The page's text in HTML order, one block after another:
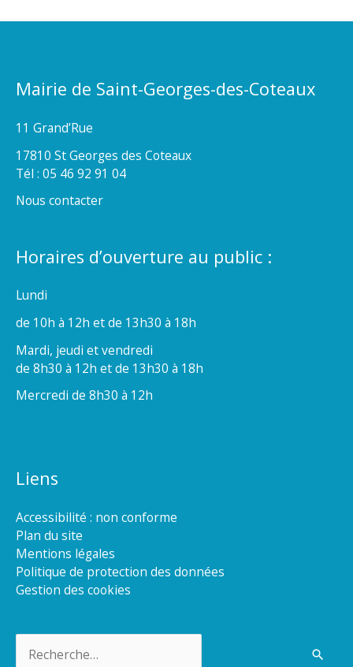
Mairie de Saint-Georges-des-Coteaux
11 Grand’Rue
17810 St Georges des Coteaux
Tél : 05 46 92 91 04
Nous contacter
Horaires d’ouverture au public :
Lundi
de 10h à 12h et de 13h30 à 18h
Mardi, jeudi et vendredi
de 8h30 à 12h et de 13h30 à 18h
Mercredi de 8h30 à 12h
Liens
Accessibilité : non conforme
Plan du site
Mentions légales
Politique de protection des données
Gestion des cookies